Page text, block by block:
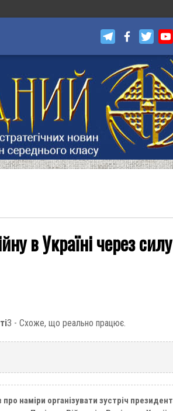
в Україні через
3 - Схоже, що реально працює.
наміри організувати зустріч